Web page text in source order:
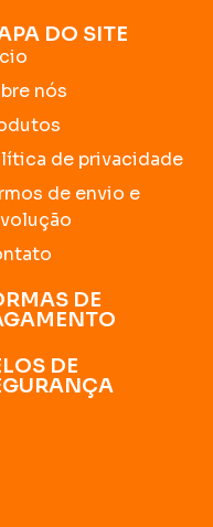
DO SITE
nós
de privacidade
de envio e
DE
DE